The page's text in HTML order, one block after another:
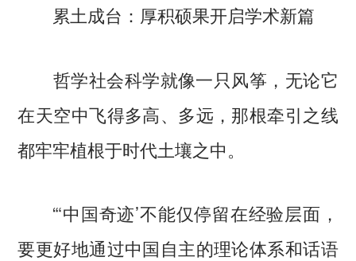
累土成台：厚积硕果开启学术新篇
哲学社会科学就像一只风筝，无论它
在天空中飞得多高、多远，那根牵引之线
都牢牢植根于时代土壤之中。
“‘中国奇迹’不能仅停留在经验层面，
要更好地通过中国自主的理论体系和话语